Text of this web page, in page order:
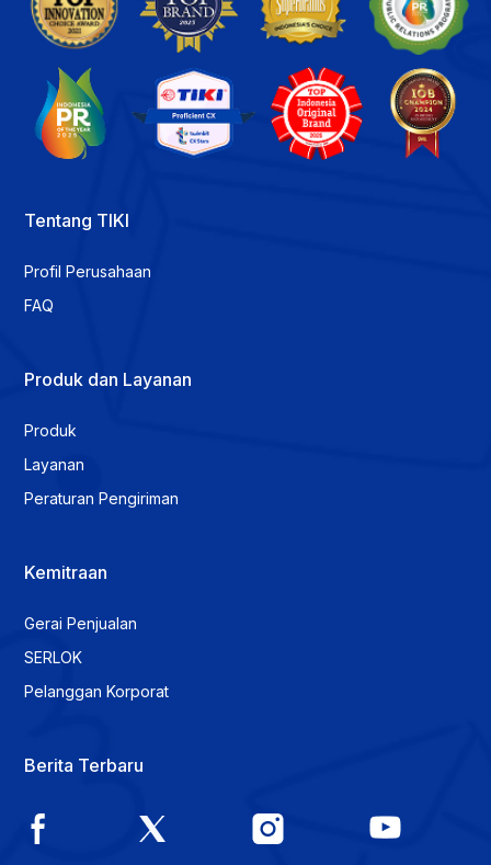
Tentang TIKI
Profil Perusahaan
FAQ
Produk dan Layanan
Produk
Layanan
Peraturan Pengiriman
Kemitraan
Gerai Penjualan
SERLOK
Pelanggan Korporat
Berita Terbaru